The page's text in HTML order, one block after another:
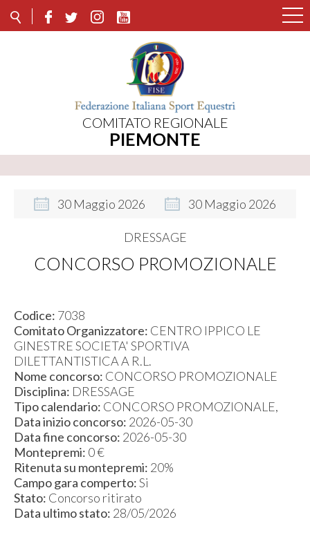
COMITATO REGIONALE
PIEMONTE
30 Maggio 2026 30 Maggio 2026
CONCORSO PROMOZIONALE
Codice: 7038
Comitato Organizzatore: CENTRO IPPICO LE
GINESTRE SOCIETA' SPORTIVA
DILETTANTISTICA A R.L.
Nome concorso: CONCORSO PROMOZIONALE
Disciplina: DRESSAGE
Tipo calendario: CONCORSO PROMOZIONALE,
Data inizio concorso: 2026-05-30
Data fine concorso: 2026-05-30
Montepremi: 0 €
Ritenuta su montepremi: 20%
Campo gara comperto:Si
Stato: Concorso ritirato
Data ultimo stato: 28/05/2026
DRESSAGE